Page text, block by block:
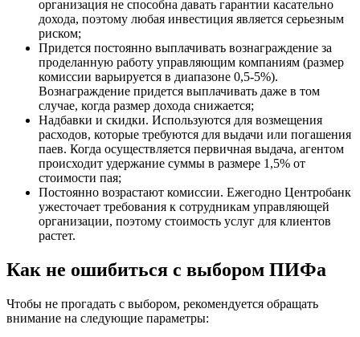
организация не способна давать гарантии касательно
дохода, поэтому любая инвестиция является серьезным
риском;
Придется постоянно выплачивать вознаграждение за
проделанную работу управляющим компаниям (размер
комиссии варьируется в диапазоне 0,5-5%).
Вознаграждение придется выплачивать даже в том
случае, когда размер дохода снижается;
Надбавки и скидки. Используются для возмещения
расходов, которые требуются для выдачи или погашения
паев. Когда осуществляется первичная выдача, агентом
происходит удержание суммы в размере 1,5% от
стоимости пая;
Постоянно возрастают комиссии. Ежегодно Центробанк
ужесточает требования к сотрудникам управляющей
организации, поэтому стоимость услуг для клиентов
растет.
Как не ошибиться с выбором ПИФа
Чтобы не прогадать с выбором, рекомендуется обращать
внимание на следующие параметры: